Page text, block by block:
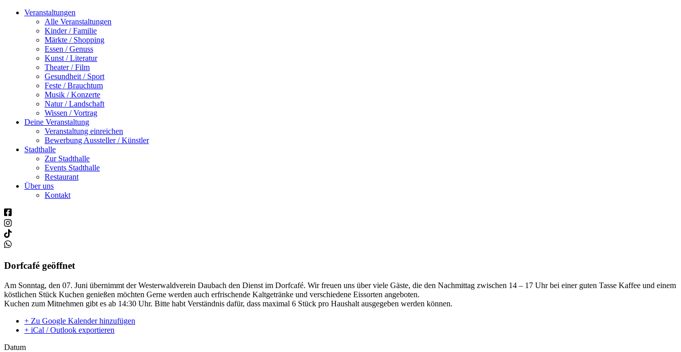
Veranstaltungen
Alle Veranstaltungen
Kinder / Familie
Märkte / Shopping
Essen / Genuss
Kunst / Literatur
Theater / Film
Gesundheit / Sport
Feste / Brauchtum
Musik / Konzerte
Natur / Landschaft
Wissen / Vortrag
Deine Veranstaltung
Veranstaltung einreichen
Bewerbung Aussteller / Künstler
Stadthalle
Zur Stadthalle
Events Stadthalle
Restaurant
Über uns
Kontakt
Dorfcafé geöffnet
Am Sonntag, den 07. Juni übernimmt der Westerwaldverein Daubach den Dienst im Dorfcafé. Wir freuen uns über viele Gäste, die den Nachmittag zwischen 14 – 17 Uhr bei einer guten Tasse Kaffee und einem
köstlichen Stück Kuchen genießen möchten Gerne werden auch erfrischende Kaltgetränke und verschiedene Eissorten angeboten.
Kuchen zum Mitnehmen gibt es ab 14:30 Uhr. Bitte habt Verständnis dafür, dass maximal 6 Stück pro Haushalt ausgegeben werden können.
+ Zu Google Kalender hinzufügen
+ iCal / Outlook exportieren
Datum